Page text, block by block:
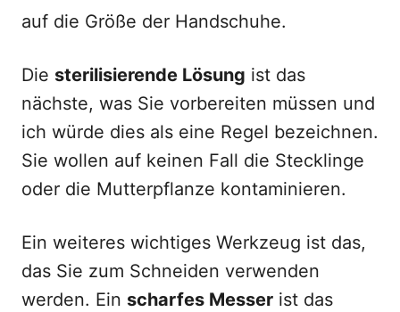
auf die Größe der Handschuhe.
Die sterilisierende Lösung ist das
nächste, was Sie vorbereiten müssen und
ich würde dies als eine Regel bezeichnen.
Sie wollen auf keinen Fall die Stecklinge
oder die Mutterpflanze kontaminieren.
Ein weiteres wichtiges Werkzeug ist das,
das Sie zum Schneiden verwenden
werden. Ein scharfes Messer ist das